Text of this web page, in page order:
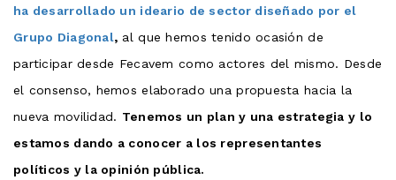
ha desarrollado un ideario de sector diseñado por el
Grupo Diagonal, al que hemos tenido ocasión de
participar desde Fecavem como actores del mismo. Desde
el consenso, hemos elaborado una propuesta hacia la
nueva movilidad. Tenemos un plan y una estrategia y lo
estamos dando a conocer a los representantes
políticos y la opinión pública.